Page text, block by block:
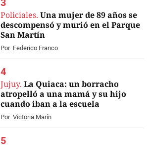
Policiales. Una mujer de 89 años se
descompensó y murió en el Parque
San Martín
Por Federico Franco
Jujuy. La Quiaca: un borracho
atropelló a una mamá y su hijo
cuando iban a la escuela
Por Victoria Marín